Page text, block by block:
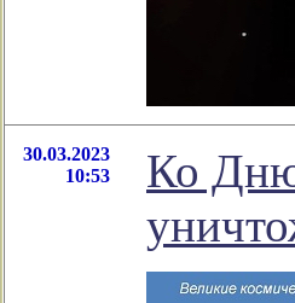
30.03.2023
10:53
Ко